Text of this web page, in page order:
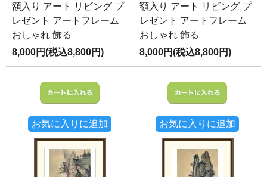
額入り アート リビング プ
レゼント アートフレーム
おしゃれ 飾る
8,000円(税込8,800円)
お気に入りに追加
額入り アート リビング プ
レゼント アートフレーム
おしゃれ 飾る
8,000円(税込8,800円)
お気に入りに追加